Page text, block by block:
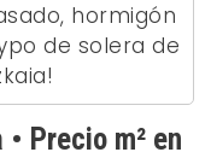
hormigón
de solera de
Precio m² en